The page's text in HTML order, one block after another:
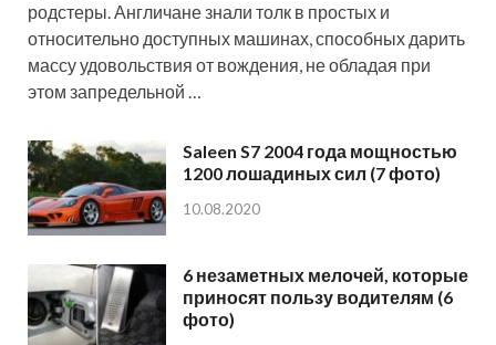
родстеры. Англичане знали толк в простых и
относительно доступных машинах, способных дарить
массу удовольствия от вождения, не обладая при
этом запредельной …
Saleen S7 2004 года мощностью
1200 лошадиных сил (7 фото)
10.08.2020
6 незаметных мелочей, которые
приносят пользу водителям (6
фото)